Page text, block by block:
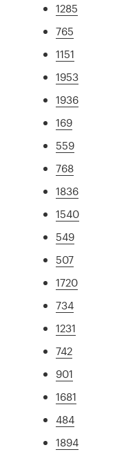
1285
765
1151
1953
1936
169
559
768
1836
1540
549
507
1720
734
1231
742
901
1681
484
1894